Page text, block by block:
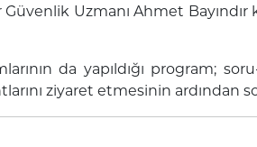
Uzmanı Ahmet Bayındır
da yapıldığı program;
ziyaret etmesinin ardından